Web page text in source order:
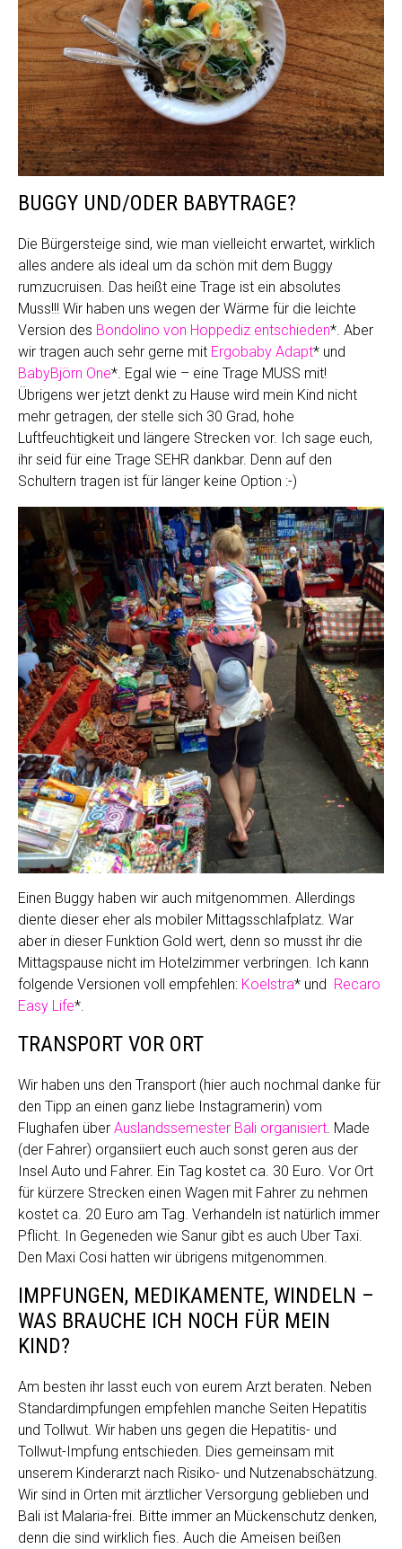
BUGGY UND/ODER BABYTRAGE?
Die Bürgersteige sind, wie man vielleicht erwartet, wirklich
alles andere als ideal um da schön mit dem Buggy
rumzucruisen. Das heißt eine Trage ist ein absolutes
Muss!!! Wir haben uns wegen der Wärme für die leichte
Version des Bondolino von Hoppediz entschieden*. Aber
wir tragen auch sehr gerne mit Ergobaby Adapt* und
BabyBjörn One*. Egal wie – eine Trage MUSS mit!
Übrigens wer jetzt denkt zu Hause wird mein Kind nicht
mehr getragen, der stelle sich 30 Grad, hohe
Luftfeuchtigkeit und längere Strecken vor. Ich sage euch,
ihr seid für eine Trage SEHR dankbar. Denn auf den
Schultern tragen ist für länger keine Option :-)
Einen Buggy haben wir auch mitgenommen. Allerdings
diente dieser eher als mobiler Mittagsschlafplatz. War
aber in dieser Funktion Gold wert, denn so musst ihr die
Mittagspause nicht im Hotelzimmer verbringen. Ich kann
folgende Versionen voll empfehlen: Koelstra* und
Recaro
Easy Life*.
TRANSPORT VOR ORT
Wir haben uns den Transport (hier auch nochmal danke für
den Tipp an einen ganz liebe Instagramerin) vom
Flughafen über Auslandssemester Bali organisiert. Made
(der Fahrer) organsiiert euch auch sonst geren aus der
Insel Auto und Fahrer. Ein Tag kostet ca. 30 Euro. Vor Ort
für kürzere Strecken einen Wagen mit Fahrer zu nehmen
kostet ca. 20 Euro am Tag. Verhandeln ist natürlich immer
Pflicht. In Gegeneden wie Sanur gibt es auch Uber Taxi.
Den Maxi Cosi hatten wir übrigens mitgenommen.
IMPFUNGEN, MEDIKAMENTE, WINDELN –
WAS BRAUCHE ICH NOCH FÜR MEIN
KIND?
Am besten ihr lasst euch von eurem Arzt beraten. Neben
Standardimpfungen empfehlen manche Seiten Hepatitis
und Tollwut. Wir haben uns gegen die Hepatitis- und
Tollwut-Impfung entschieden. Dies gemeinsam mit
unserem Kinderarzt nach Risiko- und Nutzenabschätzung.
Wir sind in Orten mit ärztlicher Versorgung geblieben und
Bali ist Malaria-frei. Bitte immer an Mückenschutz denken,
denn die sind wirklich fies. Auch die Ameisen beißen